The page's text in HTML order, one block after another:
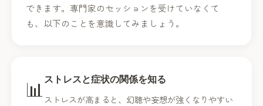
できます。専門家のセッションを受けていなくて
も、以下のことを意識してみましょう。
📊 ストレスと症状の関係を知る
ストレスが高まると、幻聴や妄想が強くなりやすい